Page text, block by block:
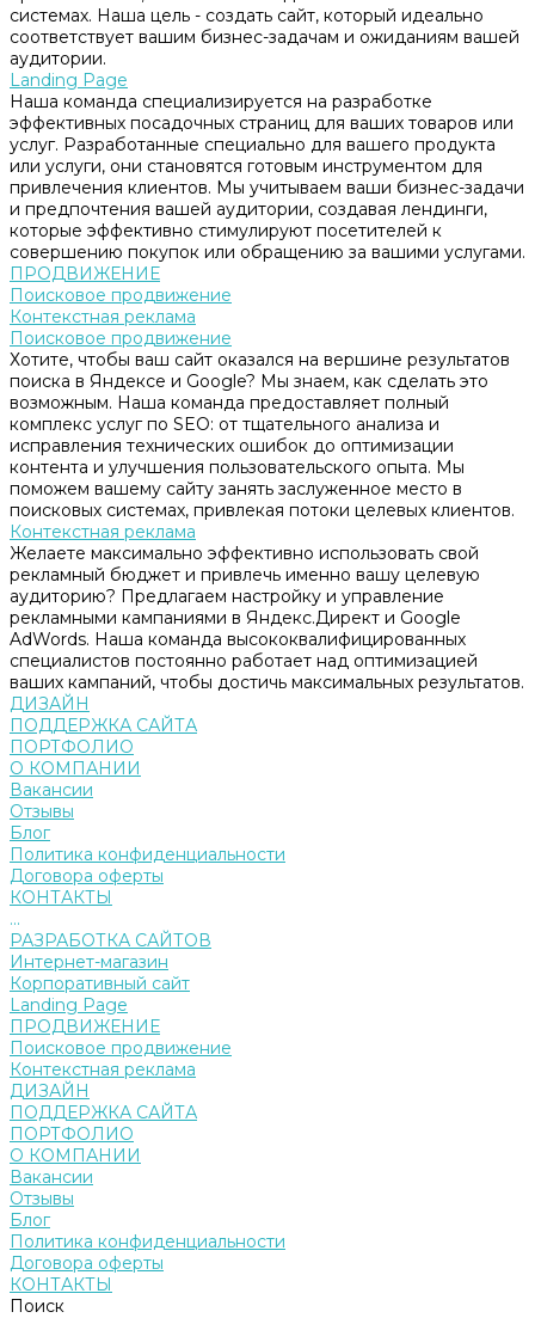
системах. Наша цель - создать сайт, который идеально
соответствует вашим бизнес-задачам и ожиданиям вашей
аудитории.
Landing Page
Наша команда специализируется на разработке
эффективных посадочных страниц для ваших товаров или
услуг. Разработанные специально для вашего продукта
или услуги, они становятся готовым инструментом для
привлечения клиентов. Мы учитываем ваши бизнес-задачи
и предпочтения вашей аудитории, создавая лендинги,
которые эффективно стимулируют посетителей к
совершению покупок или обращению за вашими услугами.
ПРОДВИЖЕНИЕ
Поисковое продвижение
Контекстная реклама
Поисковое продвижение
Хотите, чтобы ваш сайт оказался на вершине результатов
поиска в Яндексе и Google? Мы знаем, как сделать это
возможным. Наша команда предоставляет полный
комплекс услуг по SEO: от тщательного анализа и
исправления технических ошибок до оптимизации
контента и улучшения пользовательского опыта. Мы
поможем вашему сайту занять заслуженное место в
поисковых системах, привлекая потоки целевых клиентов.
Контекстная реклама
Желаете максимально эффективно использовать свой
рекламный бюджет и привлечь именно вашу целевую
аудиторию? Предлагаем настройку и управление
рекламными кампаниями в Яндекс.Директ и Google
AdWords. Наша команда высококвалифицированных
специалистов постоянно работает над оптимизацией
ваших кампаний, чтобы достичь максимальных результатов.
ДИЗАЙН
ПОДДЕРЖКА САЙТА
ПОРТФОЛИО
О КОМПАНИИ
Вакансии
Отзывы
Блог
Политика конфиденциальности
Договора оферты
КОНТАКТЫ
...
РАЗРАБОТКА САЙТОВ
Интернет-магазин
Корпоративный сайт
Landing Page
ПРОДВИЖЕНИЕ
Поисковое продвижение
Контекстная реклама
ДИЗАЙН
ПОДДЕРЖКА САЙТА
ПОРТФОЛИО
О КОМПАНИИ
Вакансии
Отзывы
Блог
Политика конфиденциальности
Договора оферты
КОНТАКТЫ
Поиск